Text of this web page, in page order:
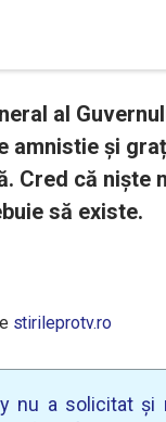
al
amnistie și
Cred că niște
să existe.
stirileprotv.ro
nu a solicitat și